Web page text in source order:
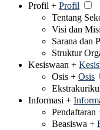
Profil + Profil
Tentang
Visi dan
Sarana dan
Struktur
Kesiswaan +
Osis + Osis
Informasi +
Pendaftaran
Beasiswa +